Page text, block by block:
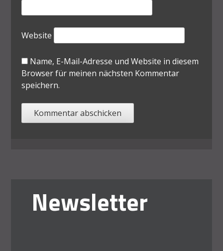
Website
Name, E-Mail-Adresse und Website in diesem
Browser für meinen nächsten Kommentar
speichern.
Newsletter